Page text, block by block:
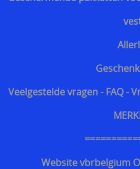
українська
Engarde® Leopard™
Professioneel
Veelgestelde vragen - FAQ -
Website vbrbelgium